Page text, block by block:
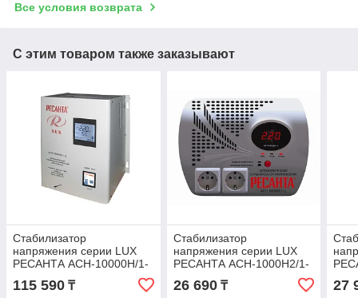
Все условия возврата
С этим товаром также заказывают
Стабилизатор
напряжения серии LUX
РЕСАНТА АСН-10000Н/1-
115 590 ₸
Стабилизатор
напряжения серии LUX
РЕСАНТА АСН-1000Н2/1-
26 690₸ 27